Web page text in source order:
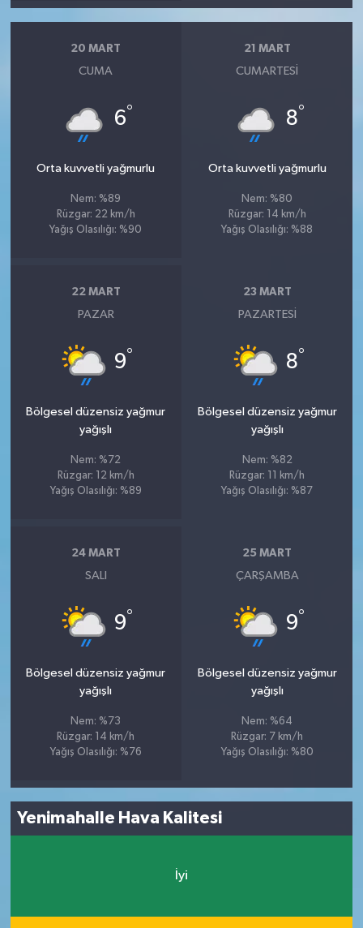
20 MART
CUMA
6°
Orta kuvvetli yağmurlu
Nem: %89
Rüzgar: 22 km/h
Yağış Olasılığı: %90
21 MART
CUMARTESI
8°
Orta kuvvetli yağmurlu
Nem: %80
Rüzgar: 14 km/h
Yağış Olasılığı: %88
22 MART
PAZAR
9°
Bölgesel düzensiz yağmur
yağışlı
Nem: %72
Rüzgar: 12 km/h
Yağış Olasılığı: %89
23 MART
PAZARTESI
8°
Bölgesel düzensiz yağmur
yağışlı
Nem: %82
Rüzgar: 11 km/h
Yağış Olasılığı: %87
24 MART
SALI
9°
Bölgesel düzensiz yağmur
yağışlı
Nem: %73
Rüzgar: 14 km/h
Yağış Olasılığı: %76
25 MART
ÇARŞAMBA
9°
Bölgesel düzensiz yağmur
yağışlı
Nem: %64
Rüzgar: 7 km/h
Yağış Olasılığı: %80
Yenimahalle Hava Kalitesi
İyi